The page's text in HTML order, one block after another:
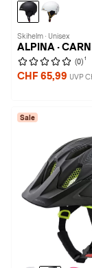
Skihelm · Unisex
ALPINA ·
(0) 1
CHF 65,99 UVP
Sale